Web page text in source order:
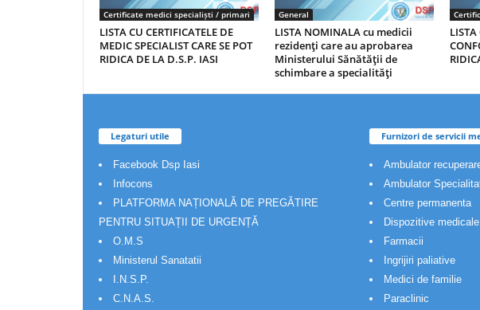
Certificate medici specialiști / primari
LISTA CU CERTIFICATELE DE
MEDIC SPECIALIST CARE SE POT
RIDICA DE LA D.S.P. IASI
General
LISTA NOMINALA cu medicii
rezidenţi care au aprobarea
Ministerului Sănătăţii de
schimbare a specialităţi
LISTA
Legaturi utile
Facebook Dsp Iasi
Infocons
PLATFORMA NAȚIONALĂ DE PREGĂTIRE
PENTRU SITUAȚII DE URGENȚĂ
O.M.S
Ministerul Sanatatii
I.N.S.P.
C.N.A.S.
Furnizori de servicii
Ambulator
Ambulator
Centre permanenta
Dispozitive medicale
Farmacii
Ingrijiri paliative
Medici de familie
Paraclinic